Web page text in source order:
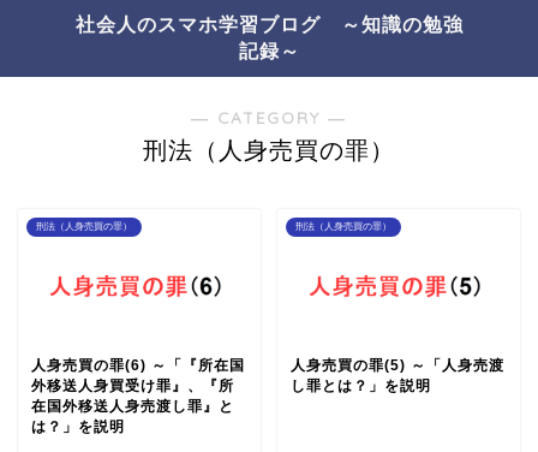
社会人のスマホ学習ブログ ～知識の勉強
記録～
― CATEGORY ―
刑法（人身売買の罪）
刑法（人身売買の罪）
人身売買の罪(6) ～「『所在国
外移送人身買受け罪』、『所
在国外移送人身売渡し罪』と
は？」を説明
刑法（人身売買の罪）
人身売買の罪(5) ～「人身売渡
し罪とは？」を説明